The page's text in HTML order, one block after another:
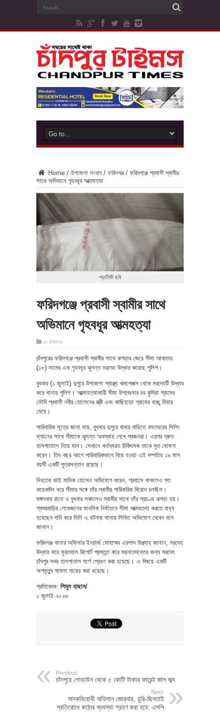
Home / উপজেলা সংবাদ / ফরিদগঞ্জ / ফরিদগঞ্জে প্রবাসী স্বামীর
সাথে অভিমানে গৃহবধূর আত্মহত্যা
প্রতীকী ছবি
ফরিদগঞ্জে প্রবাসী স্বামীর সাথে
অভিমানে গৃহবধূর আত্মহত্যা
in ফরিদগঞ্জ
চাঁদপুরের ফরিদগঞ্জে প্রবাসী স্বামীর সাথে ঝগড়ার জেরে সীমা আক্তার
(১৮) নামের এক গৃহবধূর ঝুলন্ত মরদেহ উদ্ধার করেছে পুলিশ।
বুধবার (১ জুলাই) দুপুরে উপজেলা স্বাস্থ্য কমপ্লেক্স থেকে মরদেহটি উদ্ধার
করে থানায় পুলিশ। আত্মাহত্যাকারী সীমা উপজেলার চর কুমিরা গ্রামের
সৌদি প্রবাসী নবীর হোসেনের স্ত্রী এবং কাছিয়াড়া গ্রামের বাচ্চু মিয়ার
মেয়ে।
পারিবারিক সূত্রে জানা যায়, বুধবার দুপুরে বাবার বাড়িতে বসতঘরের সিলিং
ফ্যানের সাথে সীমাকে ঝুলন্ত অবস্থায় দেখে স্বজনরা। এরপর দ্রুত
হাসপাতালে নিয়ে যান। সেখানে কর্তব্যরত চিকিৎসক তাকে মৃত ঘোষণা
করেন। তিন বছর আগে পারিবারিকভাবে বিয়ে হওয়া এই দম্পতির ১৯ মাস
বয়সী একটি পুত্রসন্তান রয়েছে।
নিহতের ভাই মানিক হোসেন অভিযোগ করেন, প্রবাসে থাকলেও গত
কয়েকদিন ধরে সীমার সঙ্গে তাঁর স্বামীর পারিবারিক বিরোধ চলছিল।
মঙ্গলবার রাতে ও বুধবার সকালেও স্বামীর সাথে তাঁর প্রচণ্ড ঝগড়া হয়।
শ্বশুরবাড়ির লোকজনের মানসিক নির্যাতনে সীমা আত্মহত্যা করতে বাধ্য
হয়েছেন দাবি করে তিনি এ ঘটনায় থানায় লিখিত অভিযোগ দেবেন বলে
জানান।
ফরিদগঞ্জ থানার অফিসার ইনচার্জ মোহাম্মদ এরশাদ উল্ল্যাহ্ জানান, মরদেহ
উদ্ধার করে সুরতহাল রিপোর্ট প্রস্তুত করে ময়নাতদন্তের জন্য মরদেহ
চাঁদপুর সদর হাসপাতাল মর্গে প্রেরণ করা হয়েছে।‌ এ বিষয়ে একটি
অপমৃত্যু মামলা দায়ের করা হয়েছে।
প্রতিবেদক: শিমুল হাছান/
১ জুলাই ২০২৬
Previous:
চাঁদপুরে গোডাউন থেকে ৫ কোটি টাকার কারেন্ট জাল জব্দ
Next:
মাদকবিরোধী অভিযান জোরদার, চুরি-ছিনতাই
প্রতিরোধে কঠোর ব্যবস্থা গ্রহণ করা হবে: এসপি